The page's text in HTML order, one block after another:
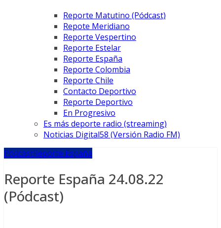
Reporte Matutino (Pódcast)
Repote Meridiano
Reporte Vespertino
Reporte Estelar
Reporte España
Reporte Colombia
Reporte Chile
Contacto Deportivo
Reporte Deportivo
En Progresivo
Es más deporte radio (streaming)
Noticias Digital58 (Versión Radio FM)
PódcastReporte España
Reporte España 24.08.22
(Pódcast)